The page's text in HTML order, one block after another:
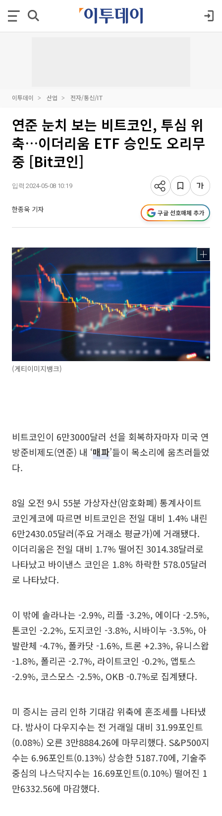
이투데이 산업 전자/통신/IT
연준 눈치 보는 비트코인, 투심 위
축…이더리움 ETF 승인도 오리무
중 [Bit코인]
입력 2024-05-08 10:19
한종욱 기자 구글 선호매체 추가
(게티이미지뱅크)
비트코인이 6만3000달러 선을 회복하자마자 미국 연
방준비제도(연준) 내 ‘매파’들이 목소리에 움츠러들었
다.
8일 오전 9시 55분 가상자산(암호화폐) 통계사이트
코인게코에 따르면 비트코인은 전일 대비 1.4% 내린
6만2430.05달러(주요 거래소 평균가)에 거래됐다.
이더리움은 전일 대비 1.7% 떨어진 3014.38달러로
나타났고 바이낸스 코인은 1.8% 하락한 578.05달러
로 나타났다.
이 밖에 솔라나는 -2.9%, 리플 -3.2%, 에이다 -2.5%,
톤코인 -2.2%, 도지코인 -3.8%, 시바이누 -3.5%, 아
발란체 -4.7%, 폴카닷 -1.6%, 트론 +2.3%, 유니스왑
-1.8%, 폴리곤 -2.7%, 라이트코인 -0.2%, 앱토스
-2.9%, 코스모스 -2.5%, OKB -0.7%로 집계됐다.
미 증시는 금리 인하 기대감 위축에 혼조세를 나타냈
다. 밤사이 다우지수는 전 거래일 대비 31.99포인트
(0.08%) 오른 3만8884.26에 마무리했다. S&P500지
수는 6.96포인트(0.13%) 상승한 5187.70에, 기술주
중심의 나스닥지수는 16.69포인트(0.10%) 떨어진 1
만6332.56에 마감했다.